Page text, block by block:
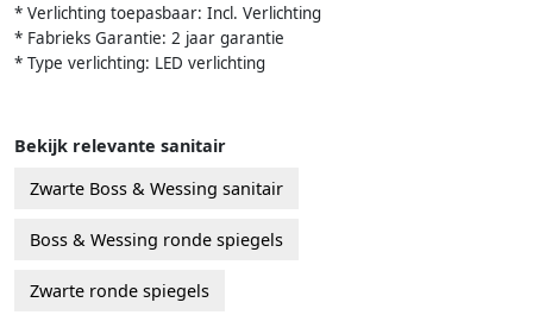
* Verlichting toepasbaar: Incl. Verlichting
* Fabrieks Garantie: 2 jaar garantie
* Type verlichting: LED verlichting
Bekijk relevante sanitair
Zwarte Boss & Wessing sanitair
Boss & Wessing ronde spiegels
Zwarte ronde spiegels